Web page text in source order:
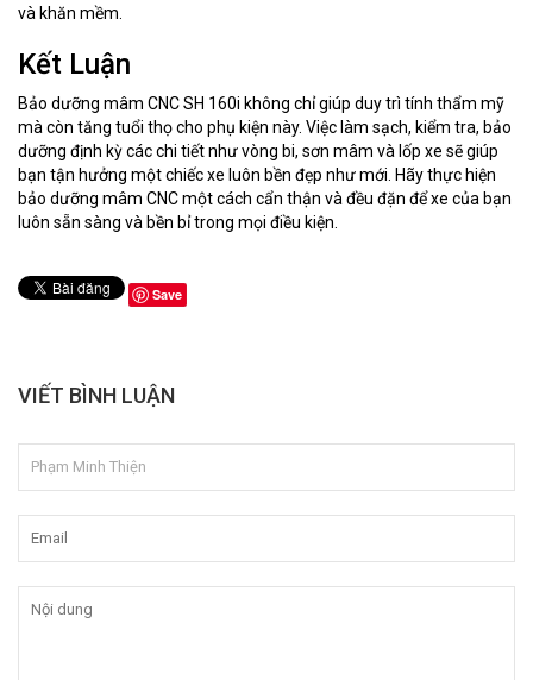
và khăn mềm.
Kết Luận
Bảo dưỡng mâm CNC SH 160i không chỉ giúp duy trì tính thẩm mỹ
mà còn tăng tuổi thọ cho phụ kiện này. Việc làm sạch, kiểm tra, bảo
dưỡng định kỳ các chi tiết như vòng bi, sơn mâm và lốp xe sẽ giúp
bạn tận hưởng một chiếc xe luôn bền đẹp như mới. Hãy thực hiện
bảo dưỡng mâm CNC một cách cẩn thận và đều đặn để xe của bạn
luôn sẵn sàng và bền bỉ trong mọi điều kiện.
Save
VIẾT BÌNH LUẬN